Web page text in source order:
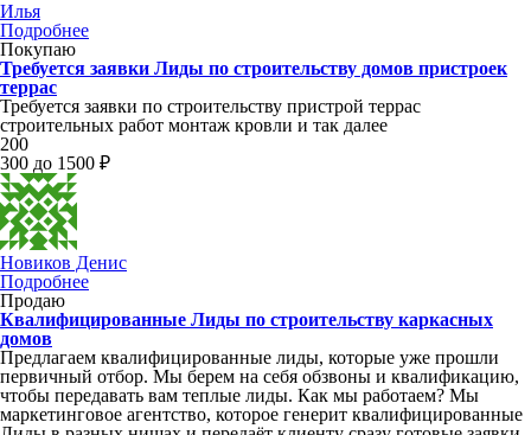
Илья
Подробнее
Покупаю
Требуется заявки Лиды по строительству домов пристроек
террас
Требуется заявки по строительству пристрой террас
строительных работ монтаж кровли и так далее
200
300 до 1500 ₽
Новиков Денис
Подробнее
Продаю
Квалифицированные Лиды по строительству каркасных
домов
Предлагаем квалифицированные лиды, которые уже прошли
первичный отбор. Мы берем на себя обзвоны и квалификацию,
чтобы передавать вам теплые лиды. Как мы работаем? Мы
маркетинговое агентство, которое генерит квалифицированные